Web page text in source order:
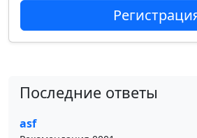
Последние ответы
asf